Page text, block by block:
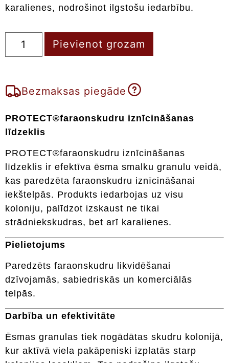
karalienes, nodrošinot ilgstošu iedarbību.
Pievienot grozam
Bezmaksas piegāde
PROTECT®faraonskudru iznīcināšanas
līdzeklis
PROTECT®faraonskudru iznīcināšanas
līdzeklis ir efektīva ēsma smalku granulu veidā,
kas paredzēta faraonskudru iznīcināšanai
iekštelpās. Produkts iedarbojas uz visu
koloniju, palīdzot izskaust ne tikai
strādniekskudras, bet arī karalienes.
Pielietojums
Paredzēts faraonskudru likvidēšanai
dzīvojamās, sabiedriskās un komerciālās
telpās.
Darbība un efektivitāte
Ēsmas granulas tiek nogādātas skudru kolonijā,
kur aktīvā viela pakāpeniski izplatās starp